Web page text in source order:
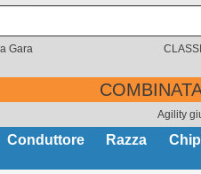
Gara
Agility
Conduttore Razza Chip